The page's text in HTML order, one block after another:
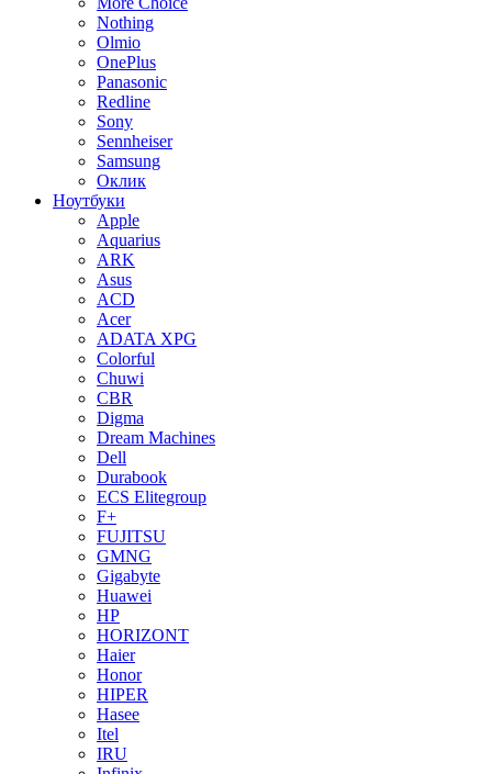
Nothing
Olmio
OnePlus
Panasonic
Redline
Sony
Sennheiser
Samsung
Оклик
Ноутбуки
Apple
Aquarius
ARK
Asus
ACD
Acer
ADATA XPG
Colorful
Chuwi
CBR
Digma
Dream Machines
Dell
Durabook
ECS Elitegroup
F+
FUJITSU
GMNG
Gigabyte
Huawei
HP
HORIZONT
Haier
Honor
HIPER
Hasee
Itel
IRU